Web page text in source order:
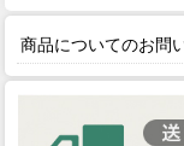
商品についてのお問